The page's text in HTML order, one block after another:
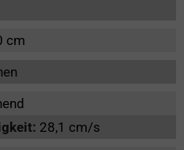
cm
28,1 cm/s